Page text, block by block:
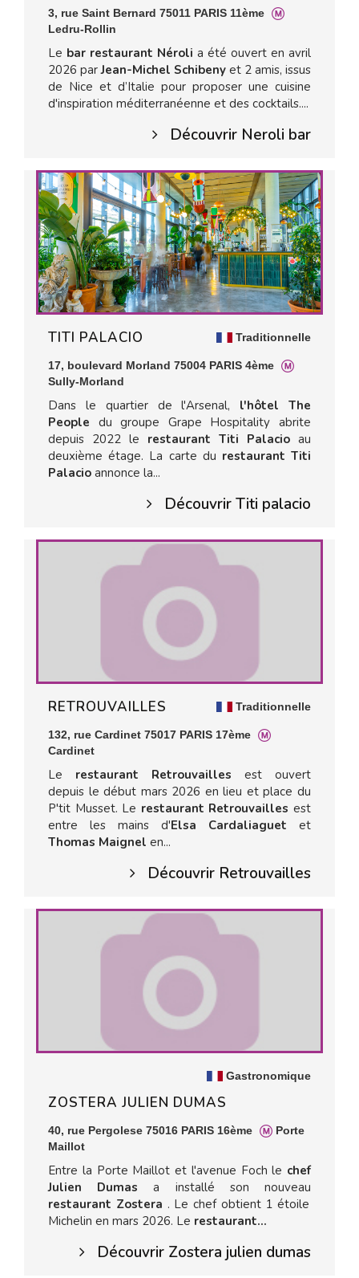
3, rue Saint Bernard 75011 PARIS 11ème
Ledru-Rollin
Le bar restaurant Néroli a été ouvert en avril
2026 parJean-Michel Schibeny et 2 amis, issus
de Nice et d’Italie pour proposer une cuisine
d'inspiration méditerranéenne et des cocktails....
Découvrir Neroli bar
Traditionnelle
TITI PALACIO
17, boulevard Morland 75004 PARIS 4ème
Sully-Morland
Dans le quartier de l'Arsenal, l'hôtel The
People du groupe Grape Hospitality abrite
depuis 2022 le restaurant Titi Palacio au
deuxième étage. La carte du restaurant Titi
Palacio annonce la...
Découvrir Titi palacio
Traditionnelle
RETROUVAILLES
132, rue Cardinet 75017 PARIS 17ème
Cardinet
Le restaurant Retrouvailles est ouvert
depuis le début mars 2026 en lieu et place du
P'tit Musset. Le restaurant Retrouvaillesest
entre les mains d'Elsa Cardaliaguet et
Thomas Maignel en...
Découvrir Retrouvailles
Gastronomique
ZOSTERA JULIEN DUMAS
40, rue Pergolese 75016 PARIS 16ème
Porte
Maillot
Entre la Porte Maillot et l'avenue Foch le chef
Julien Dumasa installé son nouveau
restaurant Zostera . Le chef obtient 1 étoile
Michelin en mars 2026. Le restaurant...
Découvrir Zostera julien dumas